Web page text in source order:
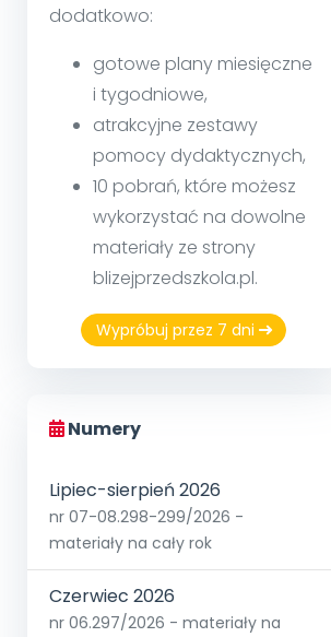
dodatkowo:
gotowe plany miesięczne
i tygodniowe,
atrakcyjne zestawy
pomocy dydaktycznych,
10 pobrań, które możesz
wykorzystać na dowolne
materiały ze strony
blizejprzedszkola.pl.
Wypróbuj przez 7 dni
Numery
Lipiec-sierpień 2026
nr 07-08.298-299/2026 -
materiały na cały rok
Czerwiec 2026
nr 06.297/2026 - materiały na